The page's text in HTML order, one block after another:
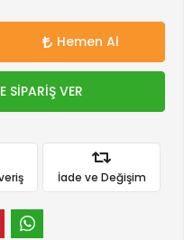
Hemen Al
SİPARİŞ VER
İade ve Değişim